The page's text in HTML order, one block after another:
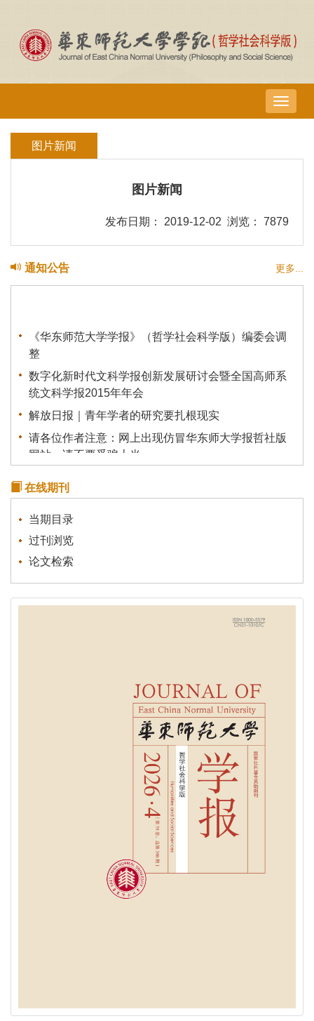
导
航
图片新闻
图片新闻
发布日期： 2019-12-02 浏览： 7879
通知公告 更多...
《华东师范大学学报》（哲学社会科学版）编委会调
整
数字化新时代文科学报创新发展研讨会暨全国高师系
统文科学报2015年年会
解放日报｜青年学者的研究要扎根现实
请各位作者注意：网上出现仿冒华东师大学报哲社版
网站，请不要受骗上当。
AMI”核心期刊
《华东师范大学学报》为青年学者成长搭建平台
在线期刊
当期目录
过刊浏览
论文检索